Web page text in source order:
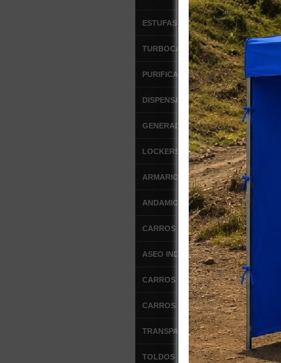
ESTUFAS DE PATIO
TURBOCALEFACTORES
PURIFICADORES DE AIRE
DISPENSADORES
GENERADORES DE OZONO
LOCKERS METALICOS
ARMARIOS METALICOS
ANDAMIOS
CARROS DE SERVICIO
ASEO INDUSTRIAL
CARROS DE ALUMINIO
CARROS DE ACERO
TRANSPALETAS MANUALES
TOLDOS